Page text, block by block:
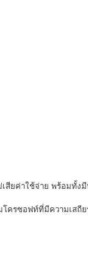
ม่เสียค่าใช้จ่าย พร้อมทั้
มโครซอฟท์ที่มีความเส